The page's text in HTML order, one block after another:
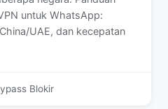
untuk WhatsApp:
UAE, dan kecepatan
Blokir